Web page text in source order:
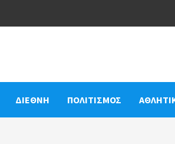
ΔΙΕΘΝΗ ΠΟΛΙΤΙΣΜΟΣ